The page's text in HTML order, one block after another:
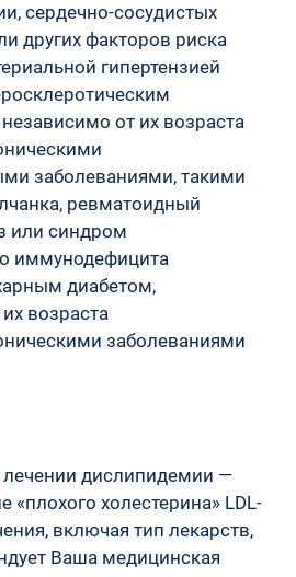
сердечно-сосудистых
других факторов риска
гипертензией
от их возраста
заболеваниями, такими
ревматоидный
или синдром
иммунодефицита
диабетом,
возраста
заболеваниями
дислипидемии —
«плохого холестерина» LDL-
включая тип лекарств,
Ваша медицинская